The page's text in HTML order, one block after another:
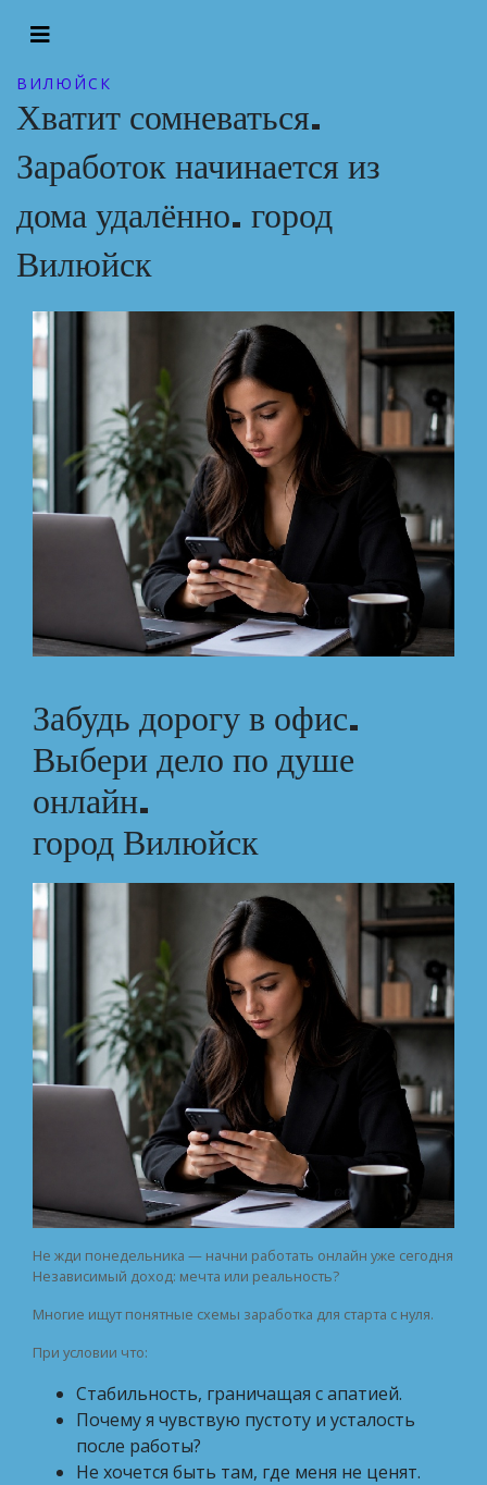
ВИЛЮЙСК
Хватит сомневаться.
Заработок начинается из
дома удалённо. город
Вилюйск
Забудь дорогу в офис.
Выбери дело по душе
онлайн.
город Вилюйск
Не жди понедельника — начни работать онлайн уже сегодня
Независимый доход: мечта или реальность?
Многие ищут понятные схемы заработка для старта с нуля.
При условии что:
Стабильность, граничащая с апатией.
Почему я чувствую пустоту и усталость
после работы?
Не хочется быть там, где меня не ценят.